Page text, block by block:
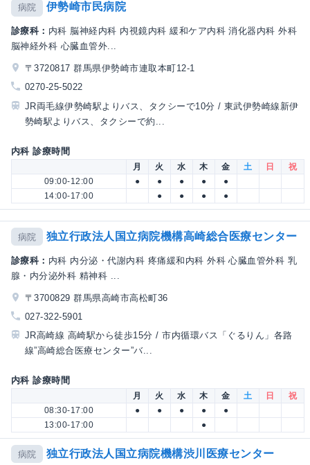
病院 伊勢崎市民病院
診療科： 内科 脳神経内科 内視鏡内科 緩和ケア内科 消化器内科 外科
脳神経外科 心臓血管外...
〒3720817 群馬県伊勢崎市連取本町12-1
0270-25-5022
JR両毛線伊勢崎駅よりバス、タクシーで10分 / 東武伊勢崎線新伊
勢崎駅よりバス、タクシーで約...
内科 診療時間
月 火 水 木 金 土 日
祝
09:00-12:00
● ● ● ●
●
14:00-17:00
● ● ● ●
病院 独立行政法人国立病院機構高崎総合医療センター
診療科： 内科 内分泌・代謝内科 疼痛緩和内科 外科 心臓血管外科 乳
腺・内分泌外科 精神科 ...
〒3700829 群馬県高崎市高松町36
027-322-5901
JR高崎線 高崎駅から徒歩15分 / 市内循環バス「ぐるりん」各路
線”高崎総合医療センター”バ...
内科 診療時間
月 火 水 木 金 土 日
祝
08:30-17:00
● ● ● ●
●
13:00-17:00
●
病院 独立行政法人国立病院機構渋川医療センター